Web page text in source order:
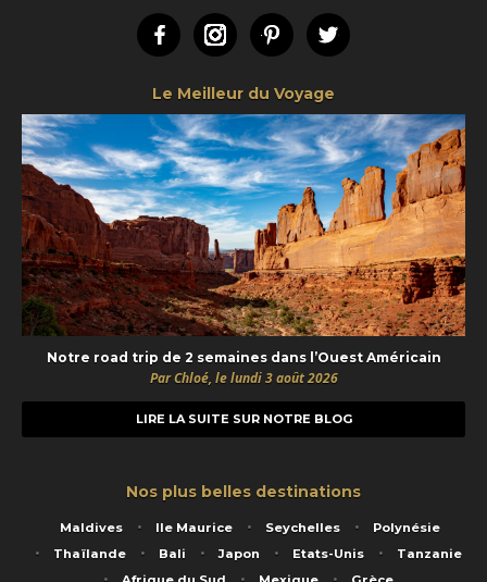
FacebookInstagramPinterestTwitter
Le Meilleur du Voyage
Notre road trip de 2 semaines dans l’Ouest Américain
Par Chloé, le lundi 3 août 2026
LIRE LA SUITE SUR NOTRE BLOG
Nos plus belles destinations
Maldives Ile Maurice Seychelles
Polynésie
Thaïlande
Bali Japon Etats-Unis
Tanzanie